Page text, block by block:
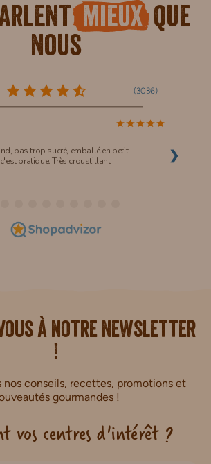
mieuxque
nous
(3036)
pas trop sucré, emballé en petit
pratique. Très croustillant
❯
à notre newsletter
!
nos conseils, recettes, promotions et
gourmandes !
vos centres d'intérêt ?